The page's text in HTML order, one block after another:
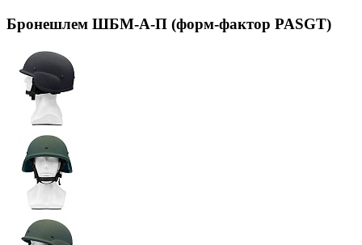
Бронешлем ШБМ-А-П (форм-фактор PASGT)